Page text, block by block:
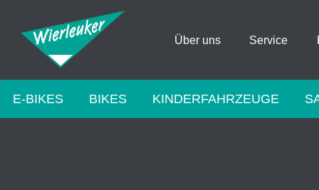
Über uns Service
E-BIKES BIKES KINDERFAHRZEUGE